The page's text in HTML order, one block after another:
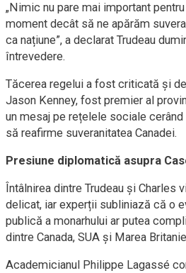
„Nimic nu pare mai important
moment decât să ne apărăm
ca națiune”, a declarat Trudeau
întrevedere.
Tăcerea regelui a fost criticată și
Jason Kenney, fost premier al
un mesaj pe rețelele sociale
să reafirme suveranitatea Canadei.
Presiune diplomatică asupra
Întâlnirea dintre Trudeau și Charles
delicat, iar experții subliniază că o
publică a monarhului ar putea
dintre Canada, SUA și Marea
Academicianul Philippe Lagassé